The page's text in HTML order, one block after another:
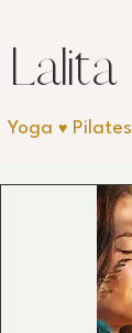
Lalita
Yoga ♥︎ Pilates